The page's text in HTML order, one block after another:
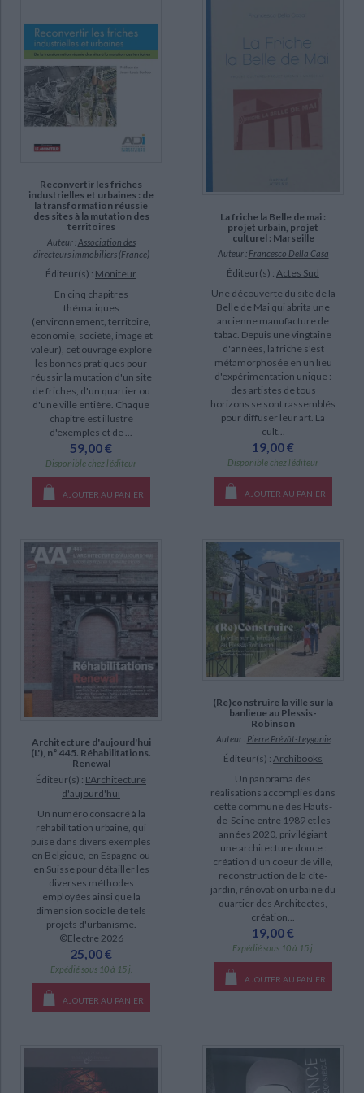
Bacqué, Marie-Hélène (1)
Baffy, Christian (1)
Basse-Normandie. Direction de l'Inventaire général du patrimoine
culturel (1)
Bianchetti, Cristina (1)
Bonifazio, Patrizia (1)
SUPPORT
livre (18)
revue (2)
DISPONIBILITÉ
disponible (20)
epuise (15)
manquant (2)
Reconvertir les friches
industrielles et urbaines : de
la transformation réussie
des sites à la mutation des
territoires
Auteur :Association des
directeurs immobiliers (France)
Éditeur(s) : Moniteur
En cinq chapitres
thématiques
(environnement, territoire,
économie, société, image et
valeur), cet ouvrage explore
les bonnes pratiques pour
réussir la mutation d'un site
de friches, d'un quartier ou
d'une ville entière. Chaque
chapitre est illustré
d'exemples et de ...
59,00 €
Disponible chez l'éditeur
AJOUTER AU PANIER
La friche la Belle de mai :
projet urbain, projet
culturel : Marseille
Auteur : Francesco Della Casa
Éditeur(s) : Actes Sud
Une découverte du site de la
Belle de Mai qui abrita une
ancienne manufacture de
tabac. Depuis une vingtaine
d'années, la friche s'est
métamorphosée en un lieu
d'expérimentation unique :
des artistes de tous
horizons se sont rassemblés
pour diffuser leur art. La
cult...
19,00 €
Disponible chez l'éditeur
AJOUTER AU PANIER
Architecture d'aujourd'hui
(L'), n° 445. Réhabilitations.
Renewal
Éditeur(s) : L'Architecture
d'aujourd'hui
Un numéro consacré à la
réhabilitation urbaine, qui
puise dans divers exemples
en Belgique, en Espagne ou
en Suisse pour détailler les
diverses méthodes
employées ainsi que la
dimension sociale de tels
projets d'urbanisme.
©Electre 2026
25,00 €
Expédié sous 10 à 15 j.
AJOUTER AU PANIER
(Re)construire la ville sur la
banlieue au Plessis-
Robinson
Auteur : Pierre Prévôt-Leygonie
Éditeur(s) : Archibooks
Un panorama des
réalisations accomplies dans
cette commune des Hauts-
de-Seine entre 1989 et les
années 2020, privilégiant
une architecture douce :
création d'un coeur de ville,
reconstruction de la cité-
jardin, rénovation urbaine du
quartier des Architectes,
création...
19,00 €
Expédié sous 10 à 15 j.
AJOUTER AU PANIER